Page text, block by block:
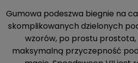
Gumowa podeszwa biegnie na
skomplikowanych dzielonych
wzorów, po prostu
maksymalną przyczepność